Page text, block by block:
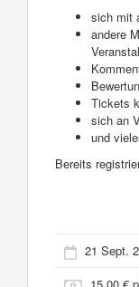
sich mit
andere
Tickets
sich an
und
Bereits
21 Sept.